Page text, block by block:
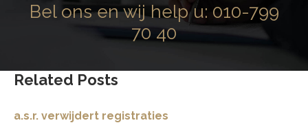
Bel ons en wij help u: 010-799
70 40
Related Posts
a.s.r. verwijdert registraties